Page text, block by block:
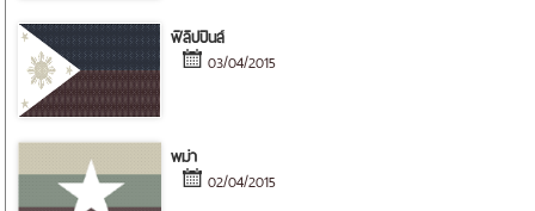
ฟิลิปปินส์
03/04/2015
พม่า
02/04/2015